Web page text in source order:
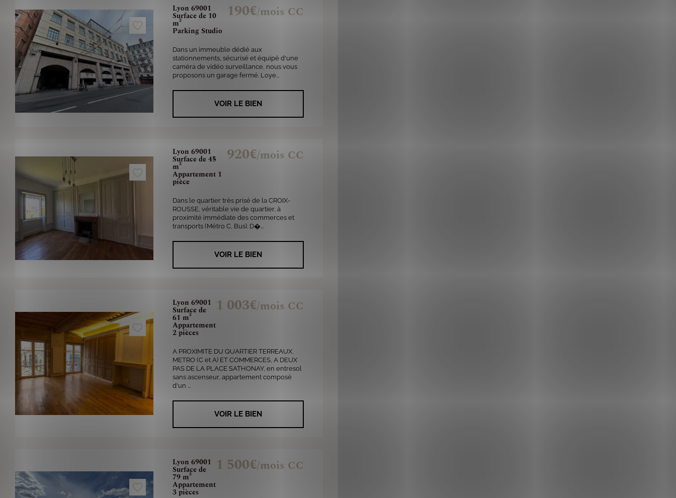
Lyon 69001
Surface de 10
m²
Parking Studio
190€/mois CC
Dans un immeuble dédié aux
stationnements, sécurisé et équipé d'une
caméra de vidéo surveillance, nous vous
proposons un garage fermé. Loye...
VOIR LE BIEN
Lyon 69001
Surface de 45
m²
Appartement 1
pièce
920€/mois CC
Dans le quartier très prisé de la CROIX-
ROUSSE, véritable vie de quartier, à
proximité immédiate des commerces et
transports (Métro C, Bus). D�...
VOIR LE BIEN
Lyon 69001
Surface de
61 m²
Appartement
2 pièces
1 003€/mois CC
A PROXIMITE DU QUARTIER TERREAUX,
METRO (C et A) ET COMMERCES, A DEUX
PAS DE LA PLACE SATHONAY, en entresol
sans ascenseur, appartement composé
d'un ...
VOIR LE BIEN
Lyon 69001
Surface de
79 m²
Appartement
3 pièces
1 500€/mois CC